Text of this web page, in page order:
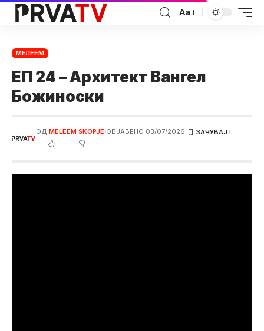
Аа
МЕЛЕЕМ
ЕП 24 – Архитект Вангел
Божиноски
ОД:MELEEM SKOPJE ОБЈАВЕНО 03/07/2026